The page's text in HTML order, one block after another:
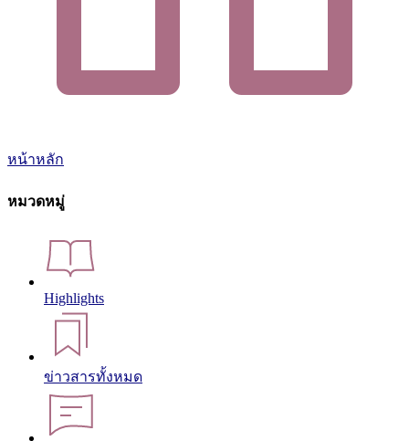
หน้าหลัก
หมวดหมู่
Highlights
ข่าวสารทั้งหมด